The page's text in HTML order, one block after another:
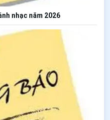
nhạc năm 2026